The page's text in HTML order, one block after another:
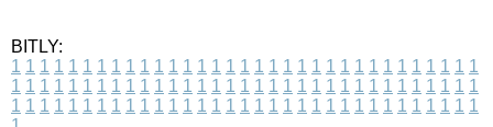
BITLY:
1 1 1 1 1 1 1 1 1 1 1 1 1 1 1 1 1 1 1 1 1 1 1 1 1 1 1 1 1 1 1 1 1
1 1 1 1 1 1 1 1 1 1 1 1 1 1 1 1 1 1 1 1 1 1 1 1 1 1 1 1 1 1 1 1 1
1 1 1 1 1 1 1 1 1 1 1 1 1 1 1 1 1 1 1 1 1 1 1 1 1 1 1 1 1 1 1 1 1